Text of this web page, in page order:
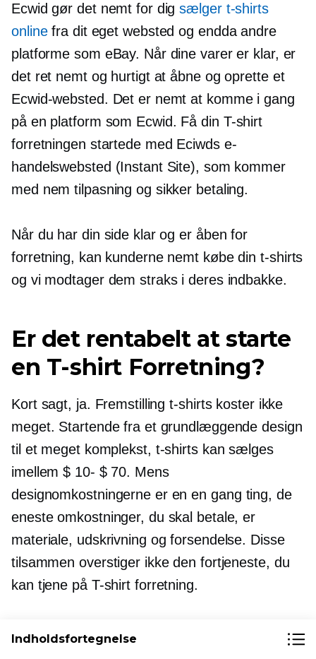
Ecwid gør det nemt for digsælger t-shirts
onlinefra dit eget websted og endda andre
platforme som eBay. Når dine varer er klar, er
det ret nemt og hurtigt at åbne og oprette et
Ecwid-websted. Det er nemt at komme i gang
på en platform som Ecwid. Få din T-shirt
forretningen startede med Eciwds e-
handelswebsted (Instant Site), som kommer
med nem tilpasning og sikker betaling.
Når du har din side klar og er åben for
forretning, kan kunderne nemt købe dint-shirts
og vi modtager dem straks i deres indbakke.
Er det rentabelt at starte
en T-shirt Forretning?
Kort sagt, ja. Fremstillingt-shirtskoster ikke
meget. Startende fra et grundlæggende design
til et meget komplekst, t-shirtskan sælges
imellem$ 10- $ 70. Mens
designomkostningerne er enen gang ting, de
eneste omkostninger, du skal betale, er
materiale, udskrivning og forsendelse. Disse
tilsammen overstiger ikke den fortjeneste, du
kan tjene på T-shirt forretning.
Sådan starter du et lavt
Indholdsfortegnelse